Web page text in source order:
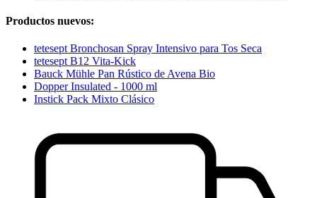
Productos nuevos:
tetesept Bronchosan Spray Intensivo para Tos Seca
tetesept B12 Vita-Kick
Bauck Mühle Pan Rústico de Avena Bio
Dopper Insulated - 1000 ml
Instick Pack Mixto Clásico